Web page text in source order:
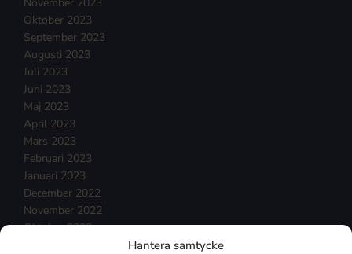
Hantera samtycke
November 2023
Oktober 2023
September 2023
Augusti 2023
Juli 2023
Juni 2023
Maj 2023
April 2023
Mars 2023
Februari 2023
Januari 2023
December 2022
November 2022
Oktober 2022